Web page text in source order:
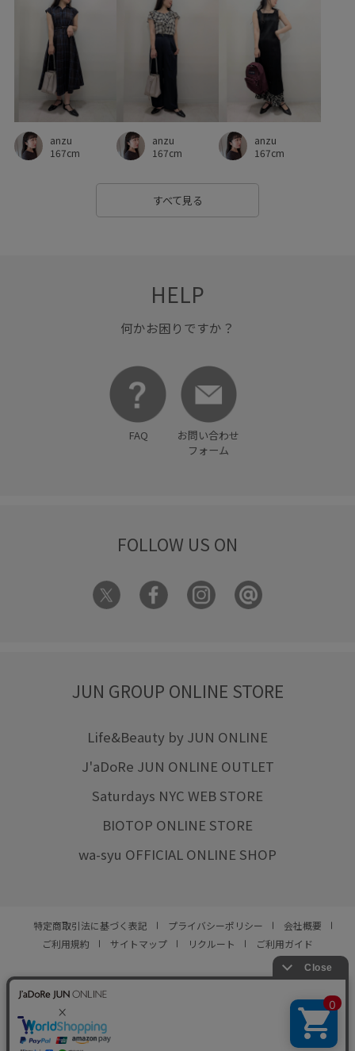
大人カジュアル 女性らしさ 安定感
小物 幅広 日傘 旬の着こなし
柔らかい素材 異素材ドッキング 痛くなりにくい
肌馴染が良い 華やか 薄手 見た目以上の収納
親子コーデ 軽快 遊び心がある 都会的
anzu
167cm
anzu
167cm
anzu
167cm
すべて見る
HELP
何かお困りですか？
FAQ
お問い合わせ
フォーム
FOLLOW US ON
JUN GROUP ONLINE STORE
Life&Beauty by JUN ONLINE
J'aDoRe JUN ONLINE OUTLET
Saturdays NYC WEB STORE
BIOTOP ONLINE STORE
wa-syu OFFICIAL ONLINE SHOP
特定商取引法に基づく表記 プライバシーポリシー
会社概要
ご利用規約
サイトマップ リクルート ご利用ガイド
© JUN CO.,LTD. ALL RIGHTS RESERVED.